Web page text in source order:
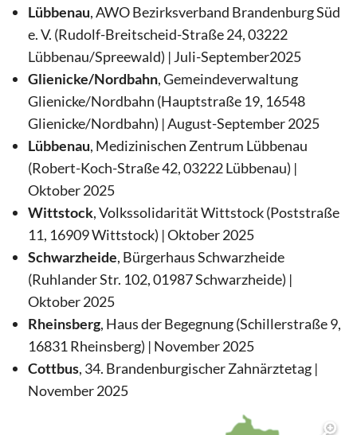
Lübbenau, AWO Bezirksverband Brandenburg Süd
e. V. (Rudolf-Breitscheid-Straße 24, 03222
Lübbenau/Spreewald) | Juli-September2025
Glienicke/Nordbahn, Gemeindeverwaltung
Glienicke/Nordbahn (Hauptstraße 19, 16548
Glienicke/Nordbahn) | August-September 2025
Lübbenau, Medizinischen Zentrum Lübbenau
(Robert-Koch-Straße 42, 03222 Lübbenau) |
Oktober 2025
Wittstock, Volkssolidarität Wittstock (Poststraße
11, 16909 Wittstock) | Oktober 2025
Schwarzheide, Bürgerhaus Schwarzheide
(Ruhlander Str. 102, 01987 Schwarzheide) |
Oktober 2025
Rheinsberg, Haus der Begegnung (Schillerstraße 9,
16831 Rheinsberg) | November 2025
Cottbus, 34. Brandenburgischer Zahnärztetag |
November 2025